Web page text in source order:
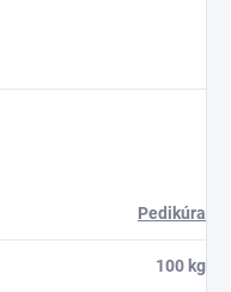
Pedikúra
100 kg